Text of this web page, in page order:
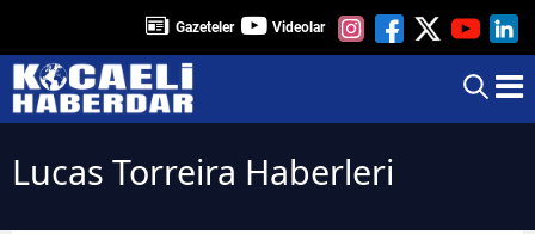
Gazeteler Videolar
Lucas Torreira Haberleri